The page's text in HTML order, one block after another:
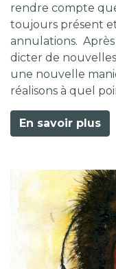
rendre compte
toujours présent
annulations. Après
dicter de
une nouvelle
réalisons à quel
En savoir plus